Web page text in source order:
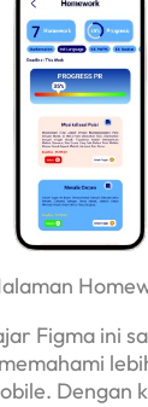
Figma ini
Dengan